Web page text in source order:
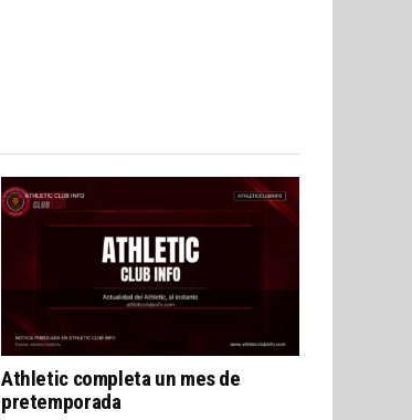
Athletic completa un mes de
pretemporada